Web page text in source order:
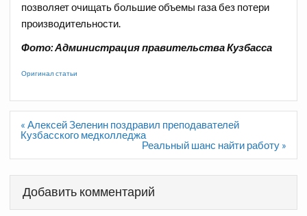
позволяет очищать большие объемы газа без потери
производительности.
Фото: Администрация правительства Кузбасса
Оригинал статьи
Навигация
по
записям
« Алексей Зеленин поздравил преподавателей
Кузбасского медколледжа
Реальный шанс найти работу »
Добавить комментарий